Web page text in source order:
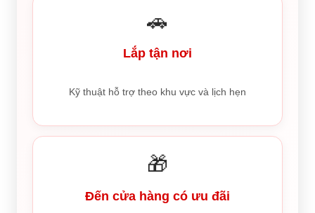
🚗
Lắp tận nơi
Kỹ thuật hỗ trợ theo khu vực và lịch hẹn
🎁
Đến cửa hàng có ưu đãi